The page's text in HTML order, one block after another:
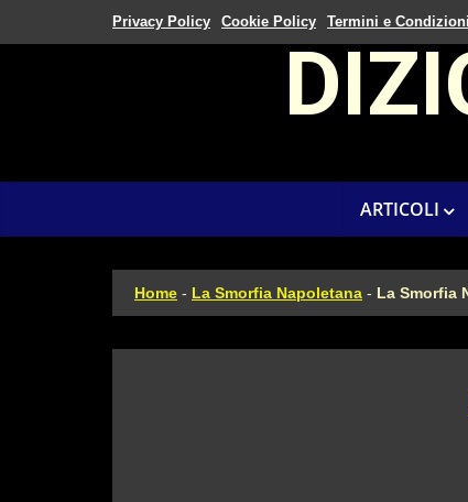
Privacy Policy Cookie Policy Termini e Condizioni
ARTICOLI
Home - La Smorfia Napoletana - La Smorfia